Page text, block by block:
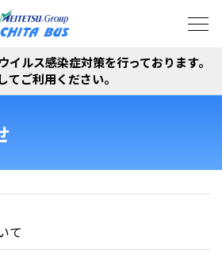
イルス感染症対策を行っております。
てご利用ください。
て